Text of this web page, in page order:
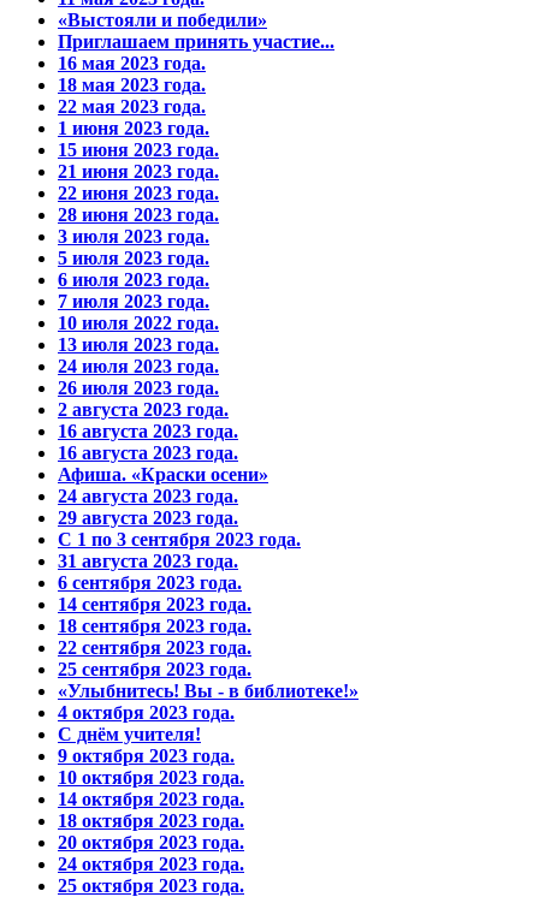
«Выстояли и победили»
Приглашаем принять участие...
16 мая 2023 года.
18 мая 2023 года.
22 мая 2023 года.
1 июня 2023 года.
15 июня 2023 года.
21 июня 2023 года.
22 июня 2023 года.
28 июня 2023 года.
3 июля 2023 года.
5 июля 2023 года.
6 июля 2023 года.
7 июля 2023 года.
10 июля 2022 года.
13 июля 2023 года.
24 июля 2023 года.
26 июля 2023 года.
2 августа 2023 года.
16 августа 2023 года.
16 августа 2023 года.
Афиша. «Краски осени»
24 августа 2023 года.
29 августа 2023 года.
С 1 по 3 сентября 2023 года.
31 августа 2023 года.
6 сентября 2023 года.
14 сентября 2023 года.
18 сентября 2023 года.
22 сентября 2023 года.
25 сентября 2023 года.
«Улыбнитесь! Вы - в библиотеке!»
4 октября 2023 года.
С днём учителя!
9 октября 2023 года.
10 октября 2023 года.
14 октября 2023 года.
18 октября 2023 года.
20 октября 2023 года.
24 октября 2023 года.
25 октября 2023 года.